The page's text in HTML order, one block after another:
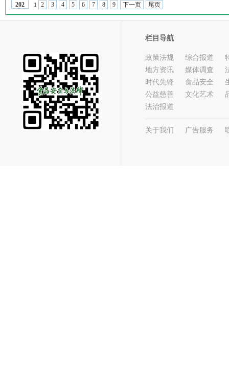
202 1 2 3 4 5 6 7 8 9 下一页 尾页
栏目导航
政策法规 综合报道
地方资讯
媒体调查
时代先锋
食品安全
公益慈善
文化艺术
法治报道
关于我们 广告服务